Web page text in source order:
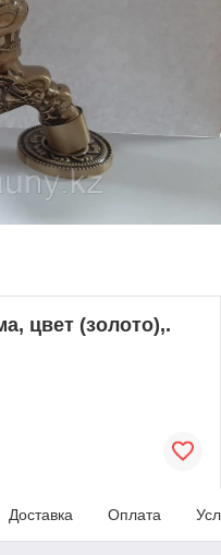
цвет (золото),.
Доставка Оплата